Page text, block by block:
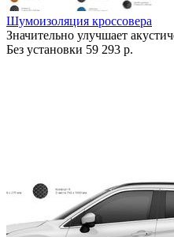
Шумоизоляция кроссовера
Значительно улучшает
Без установки 59 293 р.